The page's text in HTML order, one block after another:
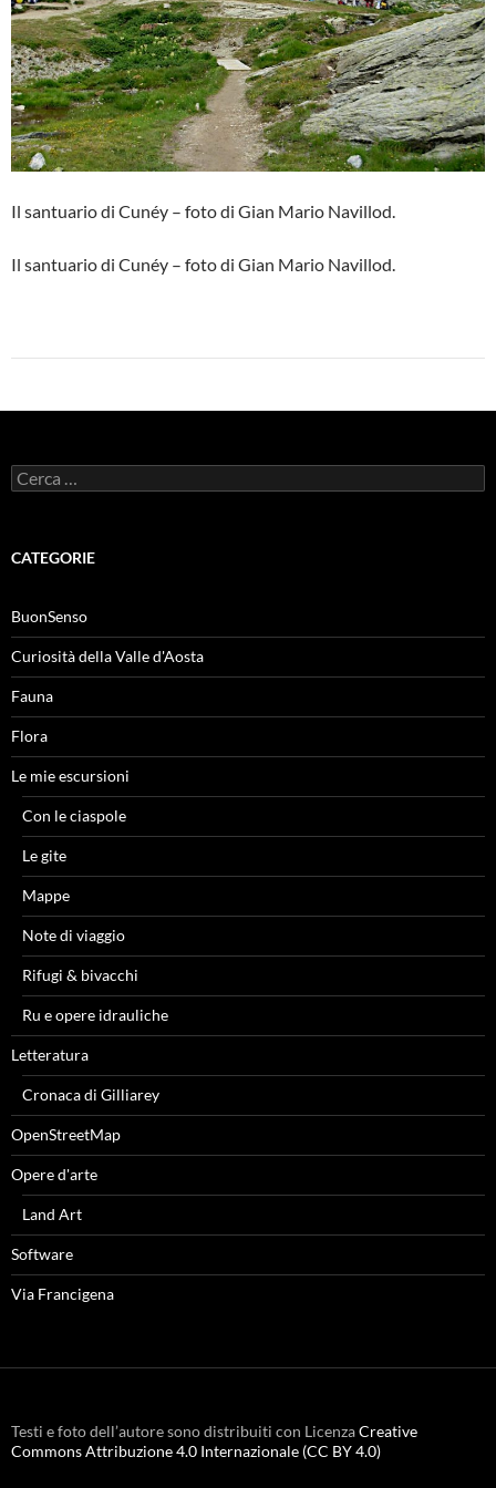
Il santuario di Cunéy – foto di Gian Mario Navillod.
Il santuario di Cunéy – foto di Gian Mario Navillod.
Ricerca
per:
CATEGORIE
BuonSenso
Curiosità della Valle d'Aosta
Fauna
Flora
Le mie escursioni
Con le ciaspole
Le gite
Mappe
Note di viaggio
Rifugi & bivacchi
Ru e opere idrauliche
Letteratura
Cronaca di Gilliarey
OpenStreetMap
Opere d'arte
Land Art
Software
Via Francigena
Testi e foto dell’autore sono distribuiti con LicenzaCreative
Commons Attribuzione 4.0 Internazionale (CC BY 4.0)